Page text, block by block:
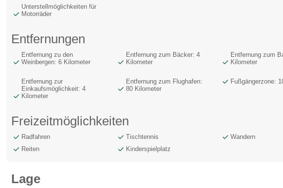
Unterstellmöglichkeiten für
Motorräder
Entfernungen
Entfernung zu den
Weinbergen: 6 Kilometer
Entfernung zum Bäcker: 4
Kilometer
Entfernung zum
Kilometer
Entfernung zur
Einkaufsmöglichkeit: 4
Kilometer
Entfernung zum Flughafen:
80 Kilometer
Fußgängerzone:
Freizeitmöglichkeiten
Radfahren Tischtennis Wandern
Reiten
Kinderspielplatz
Lage